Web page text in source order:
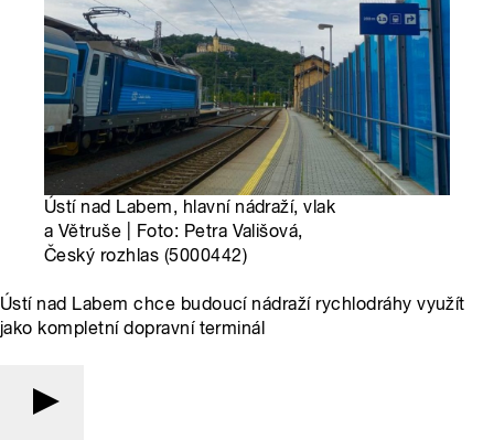
Ústí nad Labem, hlavní nádraží, vlak
a Větruše | Foto: Petra Vališová,
Český rozhlas (5000442)
Ústí nad Labem chce budoucí nádraží rychlodráhy využít
jako kompletní dopravní terminál